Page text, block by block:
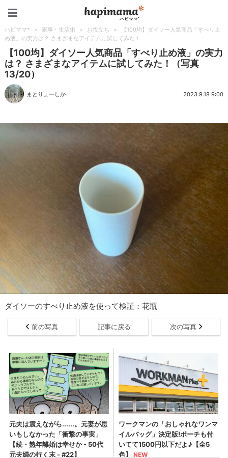
ハピママ* > 家事・生活術 > お役立ち >
【100均】ダイソー人気商品「すべり止
め液」の実力は？ さまざまなアイテムに試してみた！
【100均】ダイソー人気商品「すべり止め液」の実力
は？ さまざまなアイテムに試してみた！（写真
13/20）
まとりょーしか 2023.9.18 9:00
ダイソーのすべり止め液を使って検証：花瓶
前の写真 記事に戻る 次の写真